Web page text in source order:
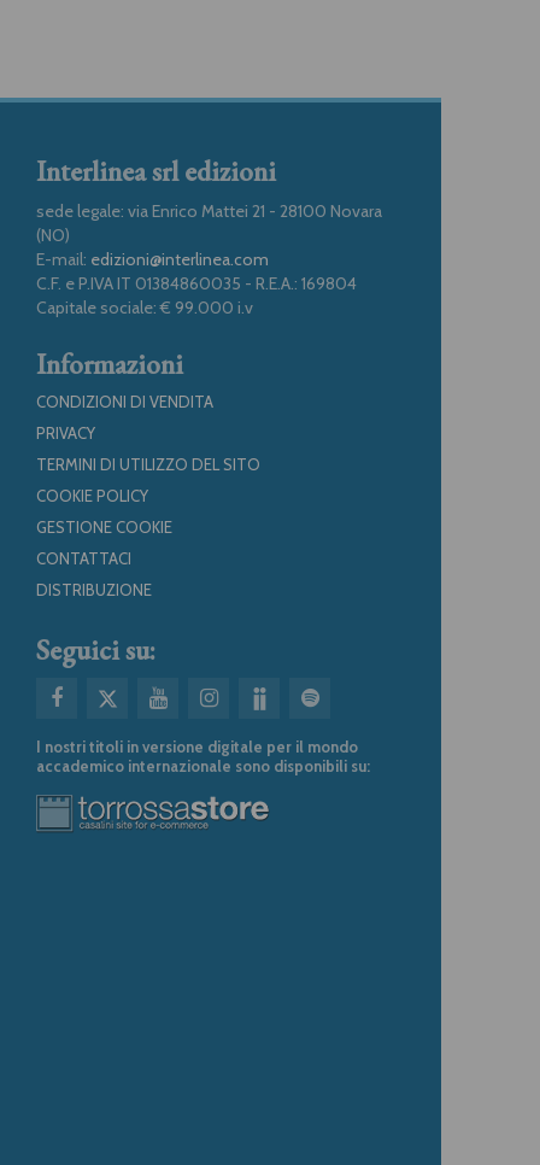
Interlinea srl edizioni
sede legale: via Enrico Mattei 21 - 28100 Novara
(NO)
E-mail: edizioni@interlinea.com
C.F. e P.IVA IT 01384860035 - R.E.A.: 169804
Capitale sociale: € 99.000 i.v
Informazioni
CONDIZIONI DI VENDITA
PRIVACY
TERMINI DI UTILIZZO DEL SITO
COOKIE POLICY
GESTIONE COOKIE
CONTATTACI
DISTRIBUZIONE
Seguici su:
I nostri titoli in versione digitale per il mondo
accademico internazionale sono disponibili su: